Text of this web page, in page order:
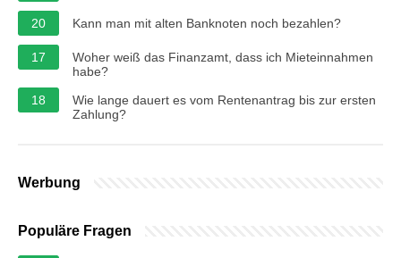
20 Kann man mit alten Banknoten noch bezahlen?
17
Woher weiß das Finanzamt, dass ich Mieteinnahmen
habe?
18
Wie lange dauert es vom Rentenantrag bis zur ersten
Zahlung?
Werbung
Populäre Fragen